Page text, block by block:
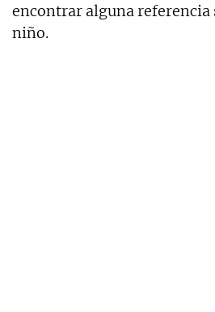
encontrar alguna referencia
niño.